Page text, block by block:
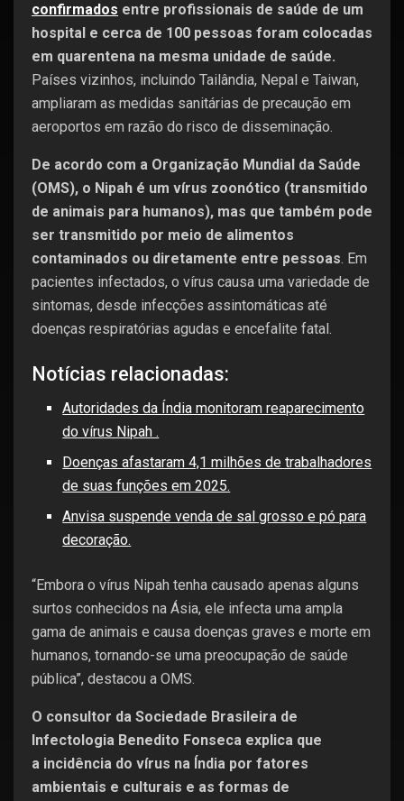
confirmados entre profissionais de saúde de um
hospital e cerca de 100 pessoas foram colocadas
em quarentena na mesma unidade de saúde.
Países vizinhos, incluindo Tailândia, Nepal e Taiwan,
ampliaram as medidas sanitárias de precaução em
aeroportos em razão do risco de disseminação.
De acordo com a Organização Mundial da Saúde
(OMS), o Nipah é um vírus zoonótico (transmitido
de animais para humanos), mas que também pode
ser transmitido por meio de alimentos
contaminados ou diretamente entre pessoas. Em
pacientes infectados, o vírus causa uma variedade de
sintomas, desde infecções assintomáticas até
doenças respiratórias agudas e encefalite fatal.
Notícias relacionadas:
Autoridades da Índia monitoram reaparecimento
do vírus Nipah .
Doenças afastaram 4,1 milhões de trabalhadores
de suas funções em 2025.
Anvisa suspende venda de sal grosso e pó para
decoração.
“Embora o vírus Nipah tenha causado apenas alguns
surtos conhecidos na Ásia, ele infecta uma ampla
gama de animais e causa doenças graves e morte em
humanos, tornando-se uma preocupação de saúde
pública”, destacou a OMS.
O consultor da Sociedade Brasileira de
Infectologia Benedito Fonseca explica que
a incidência do vírus na Índia por fatores
ambientais e culturais e as formas de